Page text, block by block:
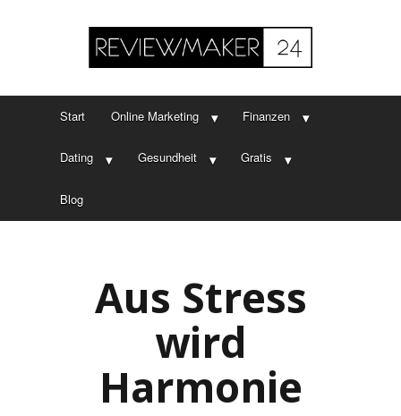
Start Online Marketing Finanzen
Dating Gesundheit Gratis
Blog
Aus Stress
wird
Harmonie